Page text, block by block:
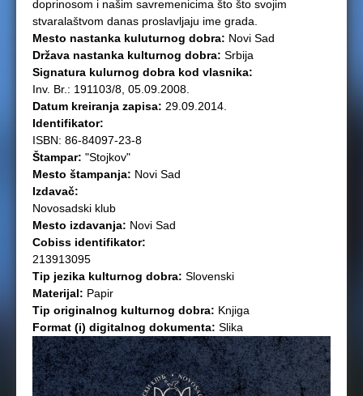
doprinosom i našim savremenicima što što svojim
stvaralaštvom danas proslavljaju ime grada.
Mesto nastanka kuluturnog dobra: Novi Sad
Država nastanka kulturnog dobra: Srbija
Signatura kulurnog dobra kod vlasnika:
Inv. Br.: 191103/8, 05.09.2008.
Datum kreiranja zapisa: 29.09.2014.
Identifikator:
ISBN: 86-84097-23-8
Štampar: "Stojkov"
Mesto štampanja: Novi Sad
Izdavač:
Novosadski klub
Mesto izdavanja: Novi Sad
Cobiss identifikator:
213913095
Tip jezika kulturnog dobra: Slovenski
Materijal: Papir
Tip originalnog kulturnog dobra: Knjiga
Format (i) digitalnog dokumenta: Slika